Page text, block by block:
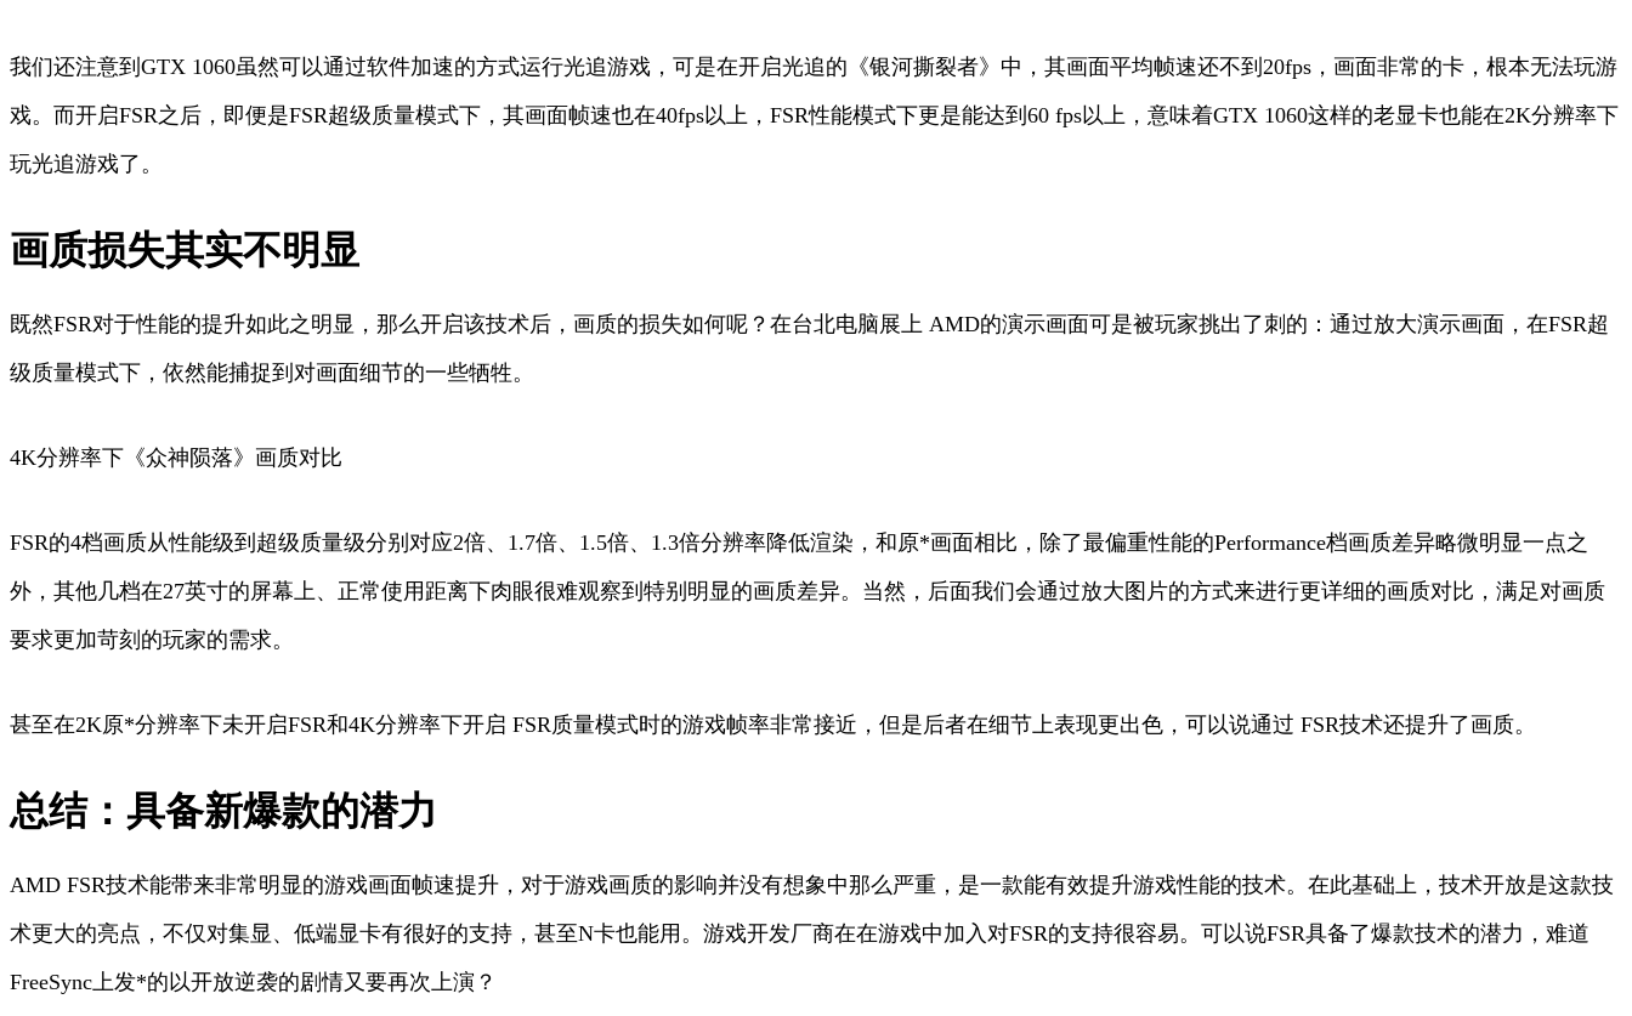
我们还注意到GTX 1060虽然可以通过软件加速的方式运行光追游戏，可是在开启光追的《银河撕裂者》中，其画面平均帧速还不到20fps，画面非常的卡，根本无法玩游
戏。而开启FSR之后，即便是FSR超级质量模式下，其画面帧速也在40fps以上，FSR性能模式下更是能达到60 fps以上，意味着GTX 1060这样的老显卡也能在2K分辨率下
玩光追游戏了。
画质损失其实不明显
既然FSR对于性能的提升如此之明显，那么开启该技术后，画质的损失如何呢？在台北电脑展上 AMD的演示画面可是被玩家挑出了刺的：通过放大演示画面，在FSR超
级质量模式下，依然能捕捉到对画面细节的一些牺牲。
4K分辨率下《众神陨落》画质对比
FSR的4档画质从性能级到超级质量级分别对应2倍、1.7倍、1.5倍、1.3倍分辨率降低渲染，和原*画面相比，除了最偏重性能的Performance档画质差异略微明显一点之
外，其他几档在27英寸的屏幕上、正常使用距离下肉眼很难观察到特别明显的画质差异。当然，后面我们会通过放大图片的方式来进行更详细的画质对比，满足对画质
要求更加苛刻的玩家的需求。
甚至在2K原*分辨率下未开启FSR和4K分辨率下开启 FSR质量模式时的游戏帧率非常接近，但是后者在细节上表现更出色，可以说通过 FSR技术还提升了画质。
总结：具备新爆款的潜力
AMD FSR技术能带来非常明显的游戏画面帧速提升，对于游戏画质的影响并没有想象中那么严重，是一款能有效提升游戏性能的技术。在此基础上，技术开放是这款技
术更大的亮点，不仅对集显、低端显卡有很好的支持，甚至N卡也能用。游戏开发厂商在在游戏中加入对FSR的支持很容易。可以说FSR具备了爆款技术的潜力，难道
FreeSync上发*的以开放逆袭的剧情又要再次上演？